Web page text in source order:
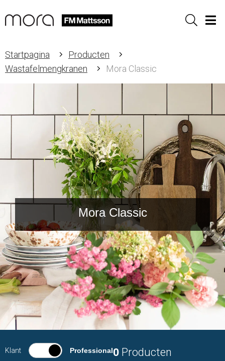
Sök
Startpagina
Producten
Wastafelmengkranen
Mora Classic
Mora Classic
Klant Professional0 Producten